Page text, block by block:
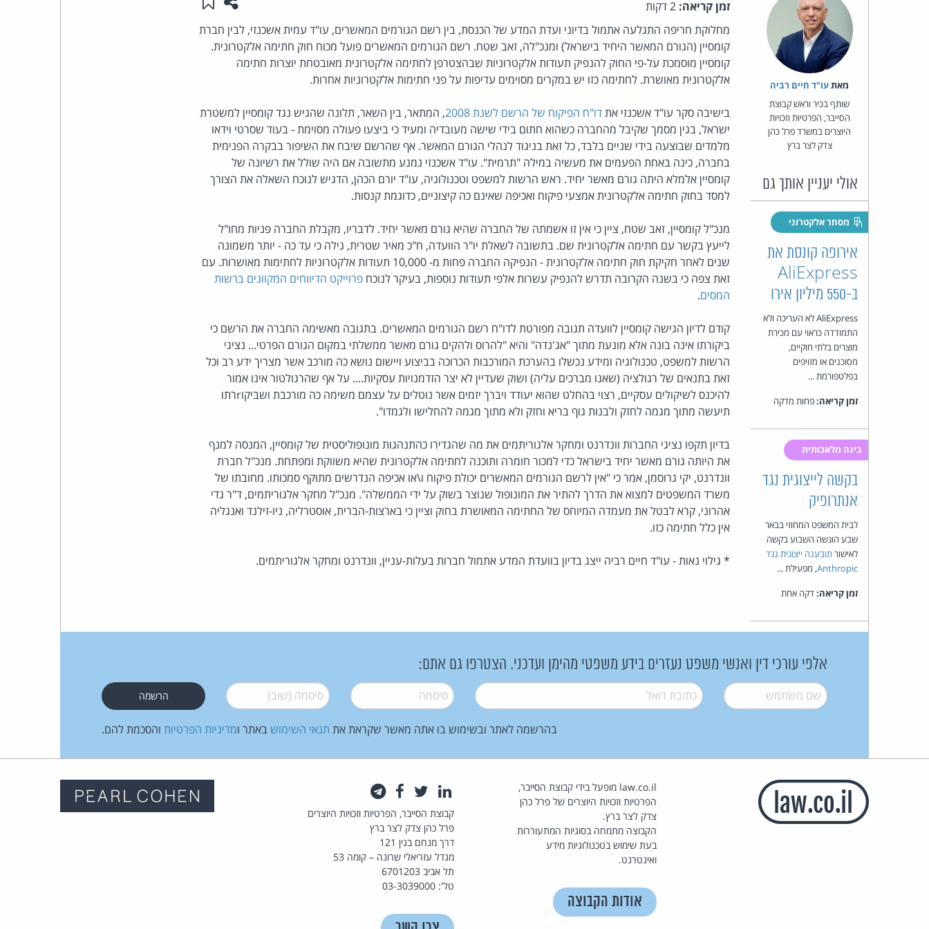
מאת‏עו"ד חיים רביה
שותף בכיר וראש קבוצת
הסייבר, הפרטיות וזכויות
היוצרים במשרד פרל כהן
צדק לצר ברץ
אולי יעניין אותך גם
מסחר אלקטרוני
אירופה קונסת את
AliExpress
ב-550 מיליון אירו
AliExpress לא העריכה ולא
התמודדה כראוי עם מכירת
מוצרים בלתי חוקיים,
מסוכנים או מזויפים
בפלטפורמת ...
זמן קריאה:פחות מדקה
בינה מלאכותית
בקשה לייצוגית נגד
אנתרופיק
לבית המשפט המחוזי בבאר
שבע הוגשה השבוע בקשה
לאישורתובענה ייצוגית נגד
Anthropic, מפעילת ...
זמן קריאה:דקה אחת
זמן קריאה:
מחלוקת חריפה התגלעה אתמול בדיוני ועדת המדע של הכנסת, בין רשם הגורמים המאשרים, עו"ד עמית אשכנזי, לבין חברת
קומסיין (הגורם המאשר היחיד בישראל) ומנכ"לה, זאב שטח. רשם הגורמים המאשרים פועל מכוח חוק חתימה אלקטרונית.
קומסיין מוסמכת על-פי החוק להנפיק תעודות אלקטרוניות שבהצטרפן לחתימה אלקטרונית מאובטחת יוצרות חתימה
אלקטרונית מאושרת. לחתימה כזו יש במקרים מסוימים עדיפות על פני חתימות אלקטרוניות אחרות.
בישיבה סקר עו"ד אשכנזי אתדו"ח הפיקוח של הרשם לשנת 2008
, המתאר, בין השאר, תלונה שהגיש נגד קומסיין למשטרת
ישראל, בגין מסמך שקיבל מהחברה כשהוא חתום בידי שישה מעובדיה ומעיד כי ביצעו פעולה מסוימת - בעוד שסרטי וידאו
מלמדים שבוצעה בידי שניים בלבד, כל זאת בניגוד לנהלי הגורם המאשר. אף שהרשם שיבח את השיפור בבקרה הפנימית
בחברה, כינה באחת הפעמים את מעשיה במילה "תרמית". עו"ד אשכנזי נמנע מתשובה אם היה שולל את רשיונה של
קומסיין אלמלא היתה גורם מאשר יחיד. ראש הרשות למשפט וטכנולוגיה, עו"ד יורם הכהן, הדגיש לנוכח השאלה את הצורך
למסד בחוק חתימה אלקטרונית אמצעי פיקוח ואכיפה שאינם כה קיצוניים, כדוגמת קנסות.
מנכ"ל קומסיין, זאב שטח, ציין כי אין זו אשמתה של החברה שהיא גורם מאשר יחיד. לדבריו, מקבלת החברה פניות מחו"ל
לייעץ בקשר עם חתימה אלקטרונית שם. בתשובה לשאלת יו"ר הוועדה, ח"כ מאיר שטרית, גילה כי עד כה - יותר משמונה
שנים לאחר חקיקת חוק חתימה אלקטרונית - הנפיקה החברה פחות מ- 10,000 תעודות אלקטרוניות לחתימות מאושרות. עם
זאת צפה כי בשנה הקרובה תדרש להנפיק עשרות אלפי תעודות נוספות, בעיקר לנוכח פרוייקט הדיווחים המקוונים ברשות
המסים.
קודם לדיון הגישה קומסיין לוועדה תגובה מפורטת לדו"ח רשם הגורמים המאשרים. בתגובה מאשימה החברה את הרשם כי
ביקורתו אינה בונה אלא מונעת מתוך "אג'נדה" והיא "להרוס ולהקים גורם מאשר ממשלתי במקום הגורם הפרטי... נציגי
הרשות למשפט, טכנולוגיה ומידע נכשלו בהערכת המורכבות הכרוכה בביצוע ויישום נושא כה מורכב אשר מצריך ידע רב וכל
זאת בתנאים של רגולציה (שאנו מברכים עליה) ושוק שעדיין לא יצר הזדמנויות עסקיות.... על אף שהרגולטור אינו אמור
להיכנס לשיקולים עסקיים, רצוי בהחלט שהוא יעודד ויברך יזמים אשר נוטלים על עצמם משימה כה מורכבת ושביקוrרתו
תיעשה מתוך מגמה לחזק ולבנות גוף בריא וחזק ולא מתוך מגמה להחלישו ולגמדו".
בדיון תקפו נציגי החברות וונדרנט ומחקר אלגוריתמים את מה שהגדירו כהתנהגות מונופוליסטית של קומסיין, המנסה למנף
את היותה גורם מאשר יחיד בישראל כדי למכור חומרה ותוכנה לחתימה אלקטרונית שהיא משווקת ומפתחת. מנכ"ל חברת
וונדרנט, יקי גרוסמן, אמר כי "אין לרשם הגורמים המאשרים יכולת פיקוח ו\או אכיפה הנדרשים מתוקף סמכותו. מחובתו של
משרד המשפטים למצוא את הדרך להתיר את המונופול שנוצר בשוק על ידי הממשלה". מנכ"ל מחקר אלגוריתמים, ד"ר גדי
אהרוני, קרא לבטל את מעמדה המיוחס של החתימה המאושרת בחוק וציין כי בארצות-הברית, אוסטרליה, ניו-זילנד ואנגליה
אין כלל חתימה כזו.
* גילוי נאות - עו"ד חיים רביה ייצג בדיון בוועדת המדע אתמול חברות בעלות-עניין, וונדרנט ומחקר אלגוריתמים.
אלפי עורכי דין ואנשי משפט נעזרים בידע משפטי מהימן ועדכני. הצטרפו גם אתם:
שם משתמש* דואל* סיסמה* סיסמה (שוב)*
בהרשמה לאתר ובשימוש בו אתה מאשר שקראת את תנאי השימוש באתר ומדיניות הפרטיות והסכמת להם.
law.co.il מופעל בידי קבוצת הסייבר,
הפרטיות וזכויות היוצרים של פרל כהן
צדק לצר ברץ.
הקבוצה מתמחה בסוגיות המתעוררות
בעת שימוש בטכנולוגיות מידע
ואינטרנט.
אודות הקבוצה
לינקדאין
טוויטרפייסבוק
קבוצת הסייבר, הפרטיות וזכויות היוצרים
פרל כהן צדק לצר ברץ
דרך מנחם בגין 121
מגדל עזריאלי שרונה – קומה 53
תל אביב 6701203
טל': 03-3039000